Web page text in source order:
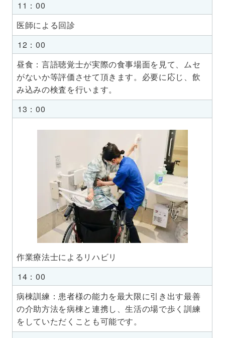
11：00
医師による回診
12：00
昼食：言語聴覚士が実際の食事場面を見て、ムセ
がないか等評価させて頂きます。必要に応じ、飲
み込みの検査を行います。
13：00
作業療法士によるリハビリ
14：00
病棟訓練：患者様の能力を最大限に引き出す最善
の介助方法を病棟と連携し、生活の場で歩く訓練
をしていただくことも可能です。